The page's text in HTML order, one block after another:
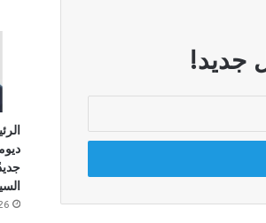
جديد!
26 يوليو،